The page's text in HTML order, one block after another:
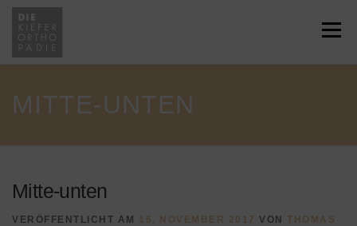
Zum
Inhalt
springen
Menü
HOME ÜBER UNS JOBS
KONTAKT RECHTLICHES
MITTE-UNTEN
Mitte-unten
VERÖFFENTLICHT AM 16. NOVEMBER 2017 VON THOMAS